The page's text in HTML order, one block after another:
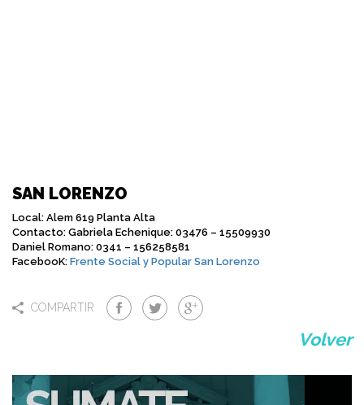
SAN LORENZO
Local: Alem 619 Planta Alta
Contacto: Gabriela Echenique: 03476 – 15509930
Daniel Romano: 0341 – 156258581
FacebooK: Frente Social y Popular San Lorenzo
COMPARTIR
Volver